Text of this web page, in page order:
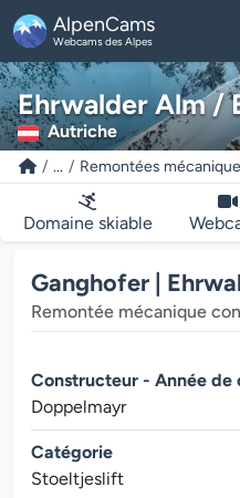
AlpenCams
Webcams des Alpes
Ehrwalder Alm /
Autriche
... Remontées
Domaine skiable
Ganghofer |
Remontée mécanique
Constructeur - Année de
Doppelmayr
Catégorie
Stoeltjeslift